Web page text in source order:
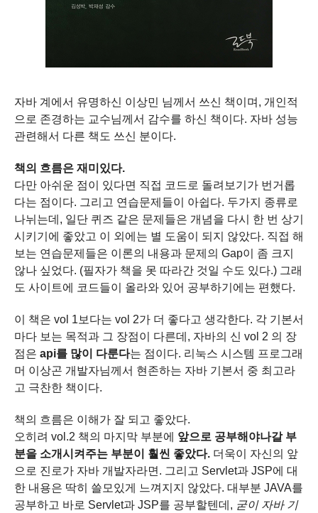
자바 계에서 유명하신 이상민 님께서 쓰신 책이며, 개인적
으로 존경하는 교수님께서 감수를 하신 책이다. 자바 성능
관련해서 다른 책도 쓰신 분이다.
책의 흐름은 재미있다.
다만 아쉬운 점이 있다면 직접 코드로 돌려보기가 번거롭
다는 점이다. 그리고 연습문제들이 아쉽다. 두가지 종류로
나뉘는데, 일단 퀴즈 같은 문제들은 개념을 다시 한 번 상기
시키기에 좋았고 이 외에는 별 도움이 되지 않았다. 직접 해
보는 연습문제들은 이론의 내용과 문제의 Gap이 좀 크지
않나 싶었다. (필자가 책을 못 따라간 것일 수도 있다.) 그래
도 사이트에 코드들이 올라와 있어 공부하기에는 편했다.
이 책은 vol 1보다는 vol 2가 더 좋다고 생각한다. 각 기본서
마다 보는 목적과 그 장점이 다른데, 자바의 신 vol 2 의 장
점은 api를 많이 다룬다는 점이다. 리눅스 시스템 프로그래
머 이상곤 개발자님께서 현존하는 자바 기본서 중 최고라
고 극찬한 책이다.
책의 흐름은 이해가 잘 되고 좋았다.
오히려 vol.2 책의 마지막 부분에 앞으로 공부해야나갈 부
분을 소개시켜주는 부분이 훨씬 좋았다. 더욱이 자신의 앞
으로 진로가 자바 개발자라면. 그리고 Servlet과 JSP에 대
한 내용은 딱히 쓸모있게 느껴지지 않았다. 대부분 JAVA를
공부하고 바로 Servlet과 JSP를 공부할텐데, 굳이 자바 기